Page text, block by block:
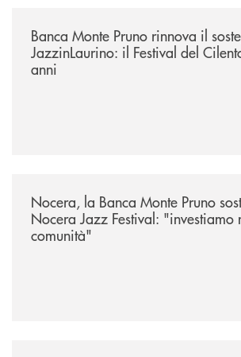
Banca Monte Pruno rinnova il
JazzinLaurino: il Festival del
anni
Nocera, la Banca Monte Pruno
Nocera Jazz Festival: "investiamo
comunità"